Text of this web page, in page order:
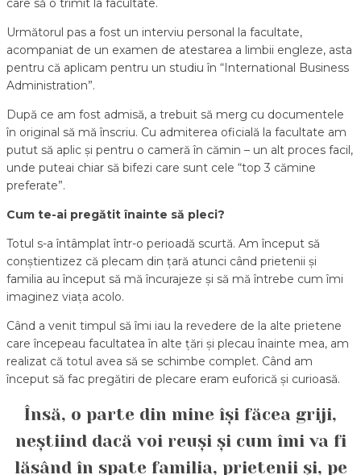
care să o trimit la facultate.
Următorul pas a fost un interviu personal la facultate,
acompaniat de un examen de atestarea a limbii engleze, asta
pentru că aplicam pentru un studiu în “International Business
Administration”.
După ce am fost admisă, a trebuit să merg cu documentele
în original să mă înscriu. Cu admiterea oficială la facultate am
putut să aplic și pentru o cameră în cămin – un alt proces facil,
unde puteai chiar să bifezi care sunt cele “top 3 cămine
preferate”.
Cum te-ai pregătit înainte să pleci?
Totul s-a întâmplat într-o perioadă scurtă. Am început să
conștientizez că plecam din țară atunci când prietenii și
familia au început să mă încurajeze și să mă întrebe cum îmi
imaginez viața acolo.
Când a venit timpul să îmi iau la revedere de la alte prietene
care începeau facultatea în alte țări și plecau înainte mea, am
realizat că totul avea să se schimbe complet. Când am
început să fac pregătiri de plecare eram euforică și curioasă.
Însă, o parte din mine își făcea griji,
neștiind dacă voi reuși și cum îmi va fi
lăsând în spate familia, prietenii și, pe